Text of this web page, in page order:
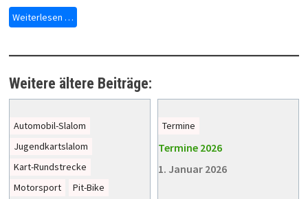
Weiterlesen …
Weitere ältere Beiträge:
Automobil-Slalom
Jugendkartslalom
Kart-Rundstrecke
Motorsport
Pit-Bike
Termine
Termine 2026
1. Januar 2026